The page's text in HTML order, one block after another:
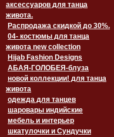
аксессуаров для танца
живота.
Распродажа скидкой до 30%.
04- костюмы для танца
живота new collection
Hijab Fashion Designs
АБАЯ-ГОЛОБЕЯ-блуза
новой коллекции! для танца
живота
одежда для танцев
шаровары индийские
мебель и интерьер
шкатулочки и Сундучки